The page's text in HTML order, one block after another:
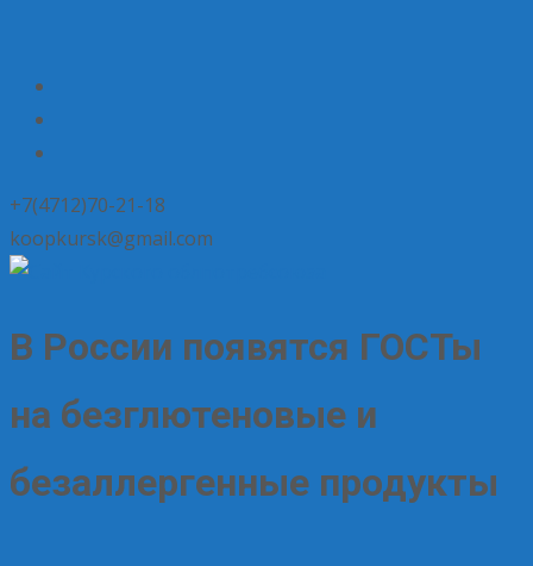
+7(4712)70-21-18
koopkursk@gmail.com
В России появятся ГОСТы
на безглютеновые и
безаллергенные продукты